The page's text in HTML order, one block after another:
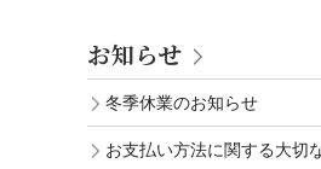
お知らせ
冬季休業のお知らせ
お支払い方法に関する大切